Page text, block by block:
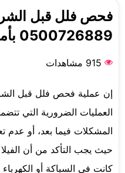
فحص فلل قبل
0500726889 بأمهر المهندسين
915 مشاهدات
إن عملية فحص فلل قبل
العمليات الضرورية التي
المشكلات فيما بعد، أو عدم
حيث يجب التأكد من أن
كانت في السباكة أو